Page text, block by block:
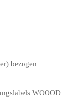
bezogen
WOOOD